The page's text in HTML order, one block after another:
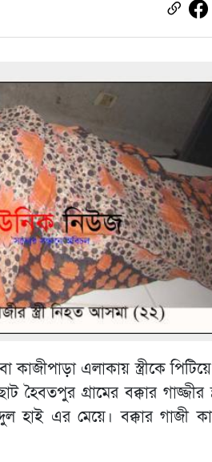
এলাকায় স্ত্রীকে
গ্রামের বক্কার গাজ্জীর
এর মেয়ে। বক্কার গাজী